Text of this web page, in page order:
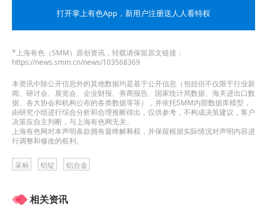
佛山市鑫世豪铝业有限公司
佛山市兴美资源科技有限公司
广东宇成投资集团有限公司
广东正圣金属有限公司
打开掌上有色App ，新用户注册送人人看特权
*上海有色（SMM）原创资讯，转载请保留原文链接：
https://news.smm.cn/news/103568369
本资讯中除公开信息外的其他数据均是基于公开信息（包括但不仅限于行业新
闻、研讨会、展览会、企业财报、券商报告、国家统计局数据、海关进出口数
据、各大协会和机构公布的各类数据等等），并依托SMM内部数据库模型，
由研究小组进行综合分析和合理推断得出，仅供参考，不构成决策建议，客户
决策应自主判断，与上海有色网无关。
上海有色网对本声明条款拥有最终解释权，并保留根据实际情况对声明内容进
行调整和修改的权利。
采标 铝锭 铝合金
相关资讯